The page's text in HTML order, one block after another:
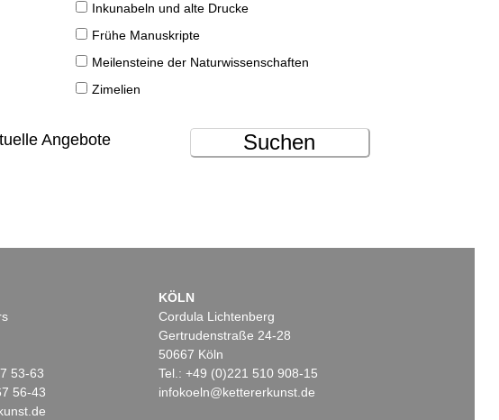
Inkunabeln und alte Drucke
Frühe Manuskripte
Meilensteine der Naturwissenschaften
Zimelien
Angebote
Suchen
53-63
56-43
KÖLN
Cordula Lichtenberg
Gertrudenstraße 24-28
50667 Köln
Tel.: +49 (0)221 510 908-15
infokoeln@kettererkunst.de